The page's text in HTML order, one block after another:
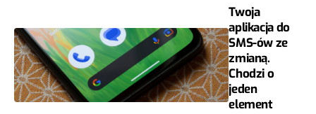
Twoja
aplikacja do
SMS-ów ze
zmianą.
Chodzi o
jeden
element